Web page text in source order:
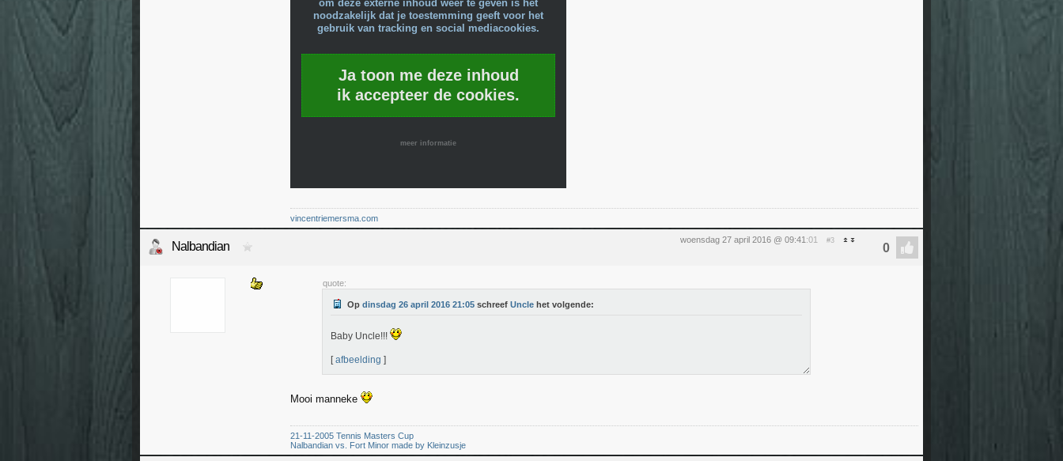
om deze externe inhoud weer te geven is het
noodzakelijk dat je toestemming geeft voor het
gebruik van tracking en social mediacookies.
Ja toon me deze inhoud
ik accepteer de cookies.
meer informatie
vincentriemersma.com
woensdag 27 april 2016 @ 09:41 :01 #3
Nalbandian
quote:
Op dinsdag 26 april 2016 21:05 schreef Uncle het volgende:
Baby Uncle!!!
[afbeelding ]
Mooi manneke
21-11-2005 Tennis Masters Cup
Nalbandian vs. Fort Minor made by Kleinzusje